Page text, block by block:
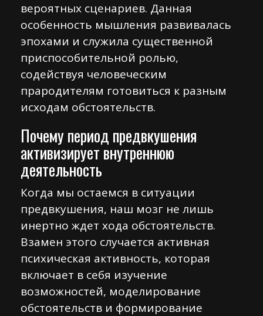
вероятных сценариев. Данная
особенность мышления развивалась
эпохами и служила существенной
приспособительной ролью,
содействуя человеческим
прародителям готовиться к разным
исходам обстоятельств.
Почему период предвкушения
активизирует внутреннюю
деятельность
Когда мы остаемся в ситуации
предвкушения, наш мозг не лишь
инертно ждет хода обстоятельств.
Взамен этого случается активная
психическая активность, которая
включает в себя изучение
возможностей, моделирование
обстоятельств и формирование